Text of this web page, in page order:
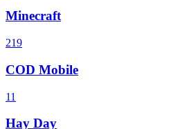
Minecraft
219
COD Mobile
11
Hay Day